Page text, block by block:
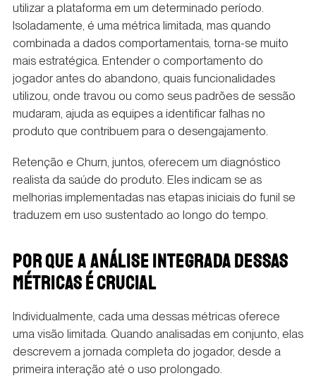
utilizar a plataforma em um determinado período.
Isoladamente, é uma métrica limitada, mas quando
combinada a dados comportamentais, torna-se muito
mais estratégica. Entender o comportamento do
jogador antes do abandono, quais funcionalidades
utilizou, onde travou ou como seus padrões de sessão
mudaram, ajuda as equipes a identificar falhas no
produto que contribuem para o desengajamento.
Retenção e Churn, juntos, oferecem um diagnóstico
realista da saúde do produto. Eles indicam se as
melhorias implementadas nas etapas iniciais do funil se
traduzem em uso sustentado ao longo do tempo.
POR QUE A ANÁLISE INTEGRADA DESSAS
MÉTRICAS É CRUCIAL
Individualmente, cada uma dessas métricas oferece
uma visão limitada. Quando analisadas em conjunto, elas
descrevem a jornada completa do jogador, desde a
primeira interação até o uso prolongado.